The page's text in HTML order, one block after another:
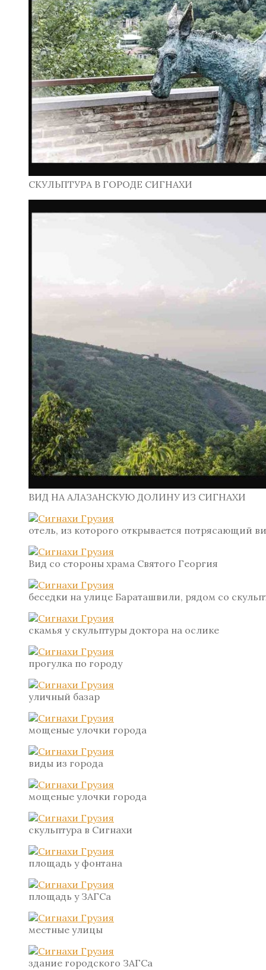
СКУЛЬПТУРА В ГОРОДЕ СИГНАХИ
ВИД НА АЛАЗАНСКУЮ ДОЛИНУ ИЗ СИГНАХИ
отель, из которого открывается потрясающий
Вид со стороны храма Святого Георгия
беседки на улице Бараташвили, рядом со
скамья у скульптуры доктора на ослике
прогулка по городу
уличный базар
мощеные улочки города
виды из города
мощеные улочки города
скульптура в Сигнахи
площадь у фонтана
площадь у ЗАГСа
местные улицы
здание городского ЗАГСа